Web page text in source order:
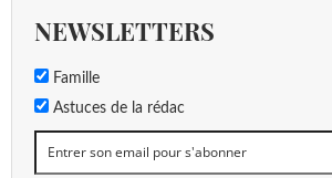
NEWSLETTERS
Famille
Astuces de la rédac